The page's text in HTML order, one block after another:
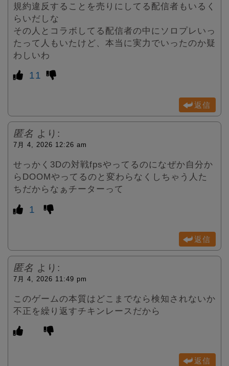
規約違反することを売りにしてる配信者もいるく
らいだしな
その人とコラボしてる配信者の中にソロプレいっ
たって人もいたけど、本当に実力でいったのか疑
わしいわ
11
返信
匿名 より:
7月 4, 2026 12:26 am
せっかく3Dの対戦fpsやってるのになぜか自分か
らDOOMやってるのと変わらなくしちゃう人た
ちだからなぁチーターって
1
返信
匿名 より:
7月 4, 2026 11:49 pm
このゲームの本質はどこまでなら検知されないか
不正を繰り返すチキンレースだから
返信